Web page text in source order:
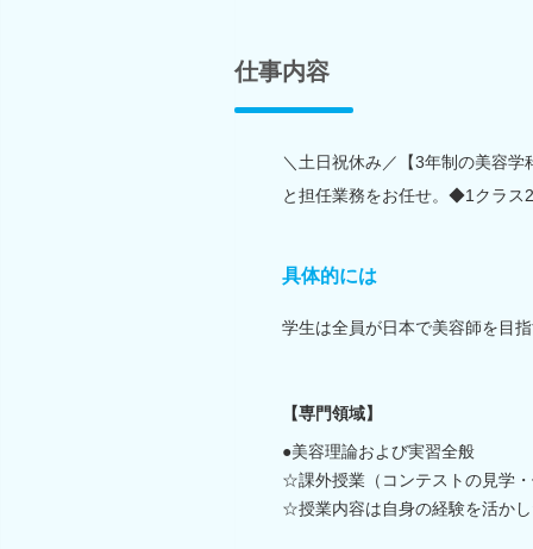
仕事内容
＼土日祝休み／【3年制の美容
と担任業務をお任せ。◆1クラス
具体的には
学生は全員が日本で美容師を目
【専門領域】
●美容理論および実習全般
☆課外授業（コンテストの見学
☆授業内容は自身の経験を活か